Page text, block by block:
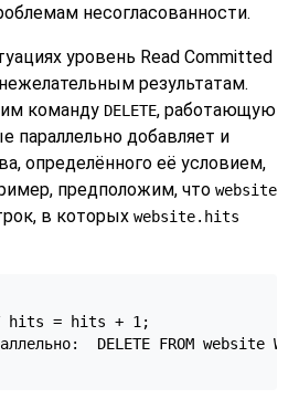
несогласованности.
уровень Read Committed
результатам.
команду DELETE, работающую
параллельно добавляет и
определённого её условием,
предположим, что website
в которых website.hits
hits = hits + 1;
DELETE FROM website